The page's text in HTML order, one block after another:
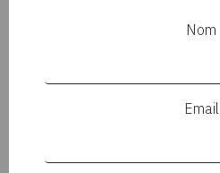
Nom
Email